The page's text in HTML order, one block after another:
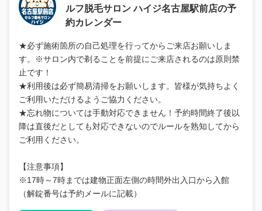
ルフ脱毛サロン ハイジ名古屋駅前店の予
約カレンダー
★必ず施術箇所の自己処理を行ってからご来店お願いしま
す。※サロン内で剃ることを前提にご来店されるのは原則禁
止です！
★利用後は必ず簡易清掃をお願いします。皆様が気持ちよく
ご利用いただけるようご協力ください。
★忘れ物については手動対応できません！予約時間終了後以
降は直後だとしても対応できないのでルールを熟知してから
ご利用ください。
【注意事項】
※17時～7時までは建物正面左側の時間外出入口から入館
（解錠番号は予約メールに記載）